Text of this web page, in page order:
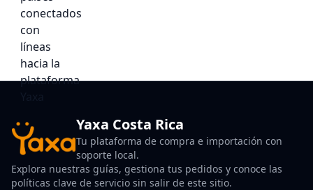
Yaxa Costa Rica
Tu plataforma de compra e importación con
soporte local.
Explora nuestras guías, gestiona tus pedidos y conoce las
políticas clave de servicio sin salir de este sitio.